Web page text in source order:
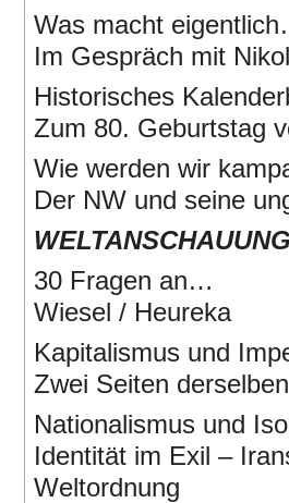
Was macht
Im Gespräch mit
Historisches
Zum 80. Geburtstag
Wie werden wir
Der NW und seine
WELTANSCHAUUNG
30 Fragen an…
Wiesel / Heureka
Kapitalismus und
Zwei Seiten
Nationalismus und
Identität im Exil –
Weltordnung